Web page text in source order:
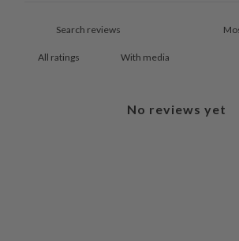
With media
No reviews yet